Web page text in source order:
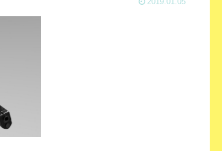
2019.01.05